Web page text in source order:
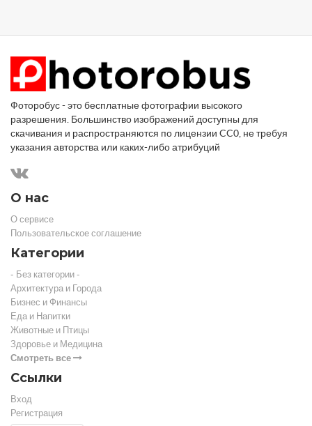
Фоторобус - это бесплатные фотографии высокого
разрешения. Большинство изображений доступны для
скачивания и распространяются по лицензии CC0, не требуя
указания авторства или каких-либо атрибуций
О нас
О сервисе
Пользовательское соглашение
Категории
- Без категории -
Архитектура и Города
Бизнес и Финансы
Еда и Напитки
Животные и Птицы
Здоровье и Медицина
Смотреть все
Ссылки
Вход
Регистрация